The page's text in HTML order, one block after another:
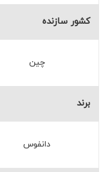
کشور سازنده
چین
برند
دانفوس